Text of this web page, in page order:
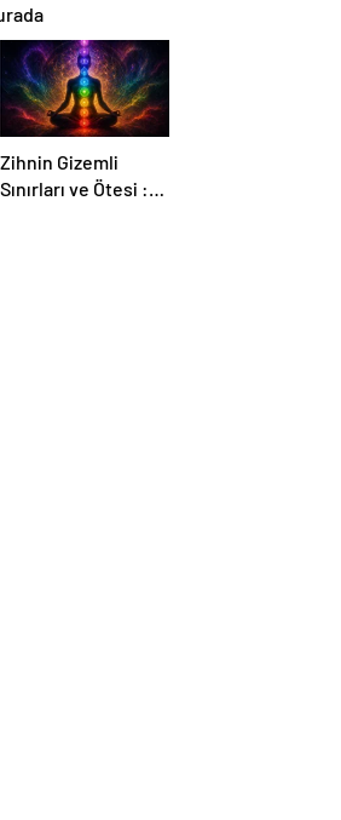
Zihnin Gizemli
Sınırları ve Ötesi :